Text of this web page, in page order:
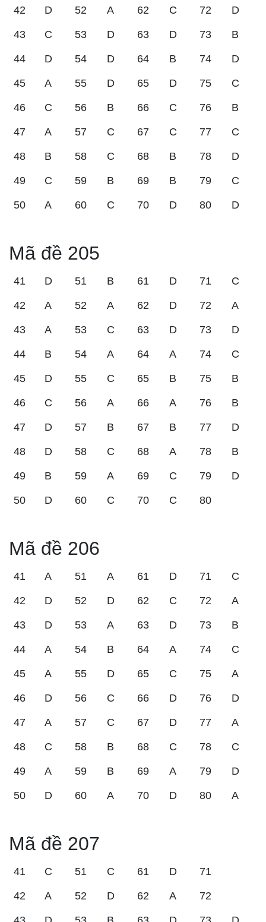
42 D 52 A 62 C 72 D
43 C 53 D 63 D 73 B
44 D 54 D 64 B 74 D
45 A 55 D 65 D 75 C
46 C 56 B 66 C 76 B
47 A 57 C 67 C 77 C
48 B 58 C 68 B 78 D
49 C 59 B 69 B 79 C
50 A 60 C 70 D 80 D
Mã đề 205
41 D 51 B 61 D 71 C
42 A 52 A 62 D 72 A
43 A 53 C 63 D 73 D
44 B 54 A 64 A 74 C
45 D 55 C 65 B 75 B
46 C 56 A 66 A 76 B
47 D 57 B 67 B 77 D
48 D 58 C 68 A 78 B
49 B 59 A 69 C 79 D
50 D 60 C 70 C 80
Mã đề 206
41 A 51 A 61 D 71 C
42 D 52 D 62 C 72 A
43 D 53 A 63 D 73 B
44 A 54 B 64 A 74 C
45 A 55 D 65 C 75 A
46 D 56 C 66 D 76 D
47 A 57 C 67 D 77 A
48 C 58 B 68 C 78 C
49 A 59 B 69 A 79 D
50 D 60 A 70 D 80 A
Mã đề 207
41 C 51 C 61 D 71
42 A 52 D 62 A 72